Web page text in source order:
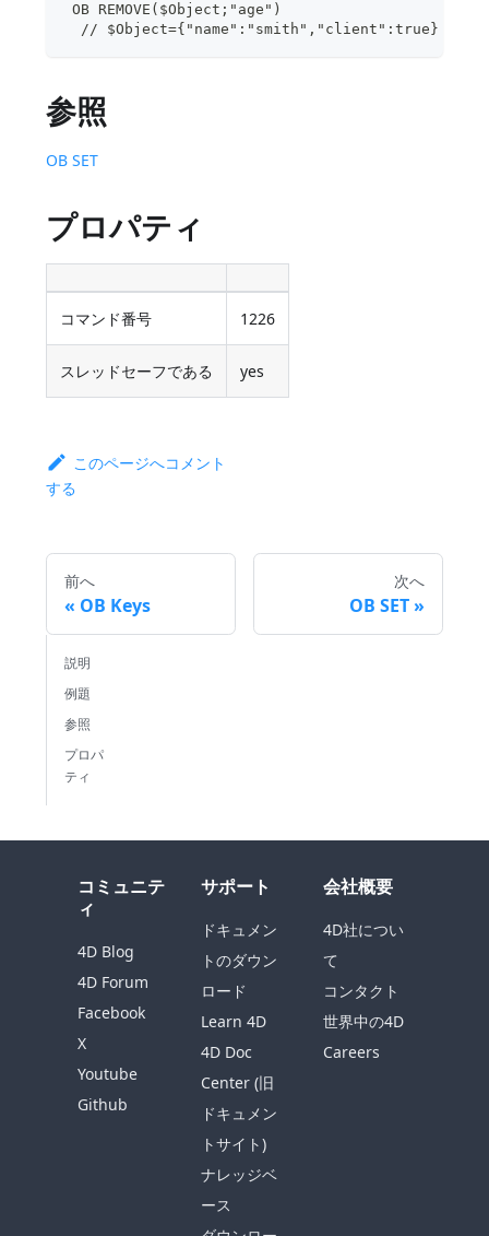
OB REMOVE($Object;"age")
// $Object={"name":"smith","client":true}
参照
OB SET
プロパティ
コマンド番号 1226
スレッドセーフである yes
このページへコメント
する
前へ
OB Keys
次へ
OB SET
説明
例題
参照
プロパ
ティ
コミュニテ
ィ
4D Blog
4D Forum
Facebook
X
Youtube
Github
サポート
ドキュメン
トのダウン
ロード
Learn 4D
4D Doc
Center (旧
ドキュメン
トサイト)
ナレッジベ
ース
会社概要
4D社につい
て
コンタクト
世界中の4D
Careers